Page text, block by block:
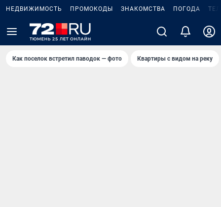
НЕДВИЖИМОСТЬ ПРОМОКОДЫ ЗНАКОМСТВА ПОГОДА
Как поселок встретил паводок — фото Квартиры с видом на реку